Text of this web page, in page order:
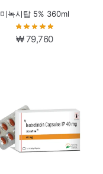
미녹시탑 5% 360ml
₩79,760